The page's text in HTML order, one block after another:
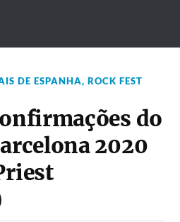
DE ESPANHA,ROCK FEST
do
2020